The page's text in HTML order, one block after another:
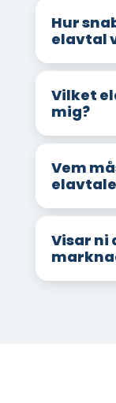
Hur
elavtal
Vilket
mig?
Vem
Visar ni